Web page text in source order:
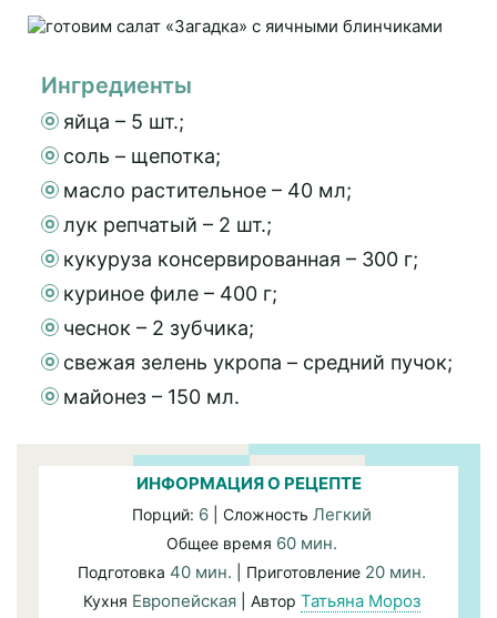
Ингредиенты
яйца – 5 шт.;
соль – щепотка;
масло растительное – 40 мл;
лук репчатый – 2 шт.;
кукуруза консервированная – 300 г;
куриное филе – 400 г;
чеснок – 2 зубчика;
свежая зелень укропа – средний пучок;
майонез – 150 мл.
ИНФОРМАЦИЯ О РЕЦЕПТЕ
Порций: 6| Сложность Легкий
Общее время 60 мин.
Подготовка 40 мин. | Приготовление 20 мин.
Кухня Европейская| Автор Татьяна Мороз